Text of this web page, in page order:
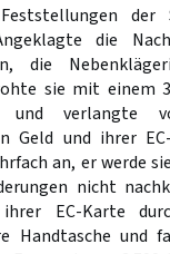
der
die
die
sie mit einem
und
Geld und ihrer
an, er werde
nicht
ihrer EC-Karte
Handtasche und